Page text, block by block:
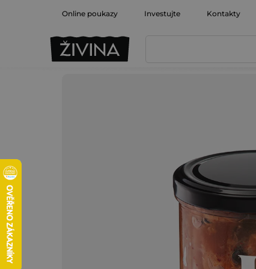
Online poukazy Investujte Kontakty